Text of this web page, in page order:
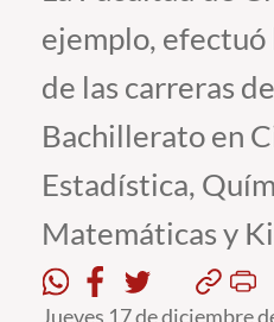
Admisión
Pregrado
Estudiantes
ejemplo, efectuó
de las carreras
Bachillerato en
Estadística,
Matemáticas y
Jueves 17 de diciembre